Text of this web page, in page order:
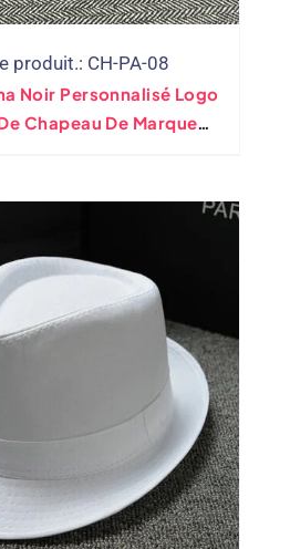
produit.: CH-PA-08
Noir Personnalisé Logo
Chapeau De Marque